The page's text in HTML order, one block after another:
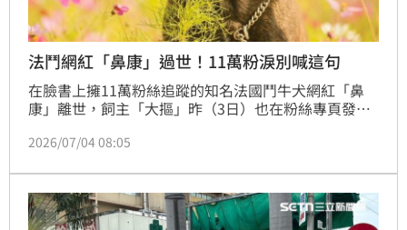
法鬥網紅「鼻康」過世！11萬粉淚別喊這句
在臉書上擁11萬粉絲追蹤的知名法國鬥牛犬網紅「鼻
康」離世，飼主「大摳」昨（3日）也在粉絲專頁發文
班族時期的陪伴開始，到成家立業、迎接孩子誕生，鼻
癌健康惡化，最終走完生命旅程。飼主為此也感謝鼻康
帶來的愛與陪伴，並向長期支持粉絲表達感謝之情。
2026/07/04 08:05